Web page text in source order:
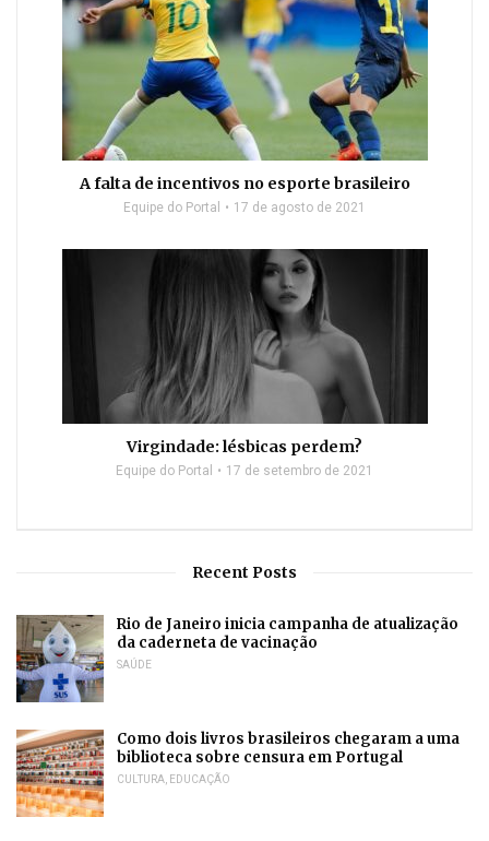
A falta de incentivos no esporte brasileiro
Equipe do Portal 17 de agosto de 2021
Virgindade: lésbicas perdem?
Equipe do Portal 17 de setembro de 2021
Recent Posts
Rio de Janeiro inicia campanha de atualização
da caderneta de vacinação
SAÚDE
Como dois livros brasileiros chegaram a uma
biblioteca sobre censura em Portugal
CULTURA, EDUCAÇÃO